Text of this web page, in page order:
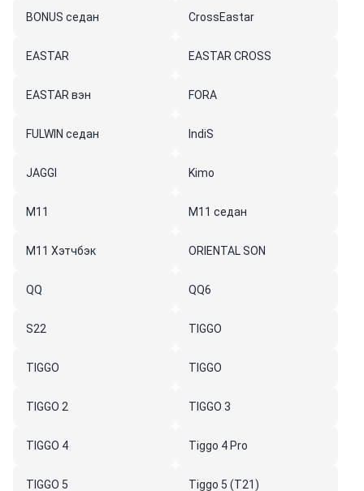
BONUS седан CrossEastar
EASTAR EASTAR CROSS
EASTAR вэн FORA
FULWIN седан IndiS
JAGGI Kimo
M11 M11 седан
M11 Хэтчбэк ORIENTAL SON
QQ QQ6
S22 TIGGO
TIGGO TIGGO
TIGGO 2 TIGGO 3
TIGGO 4 Tiggo 4 Pro
TIGGO 5 Tiggo 5 (T21)